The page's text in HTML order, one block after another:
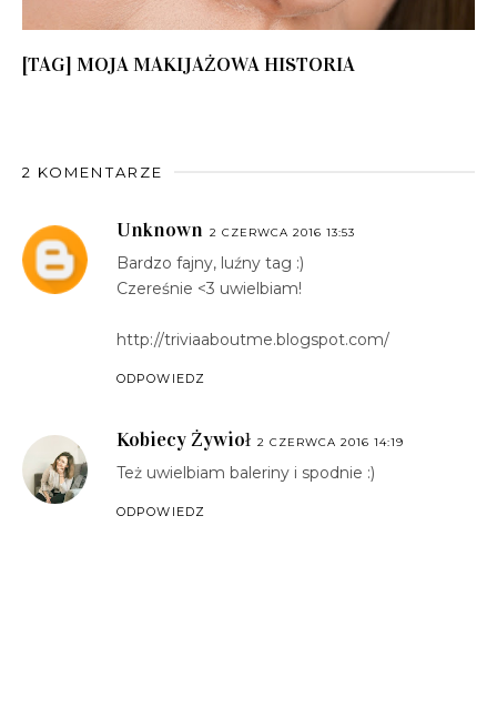
[TAG] MOJA MAKIJAŻOWA HISTORIA
2 KOMENTARZE
Unknown 2 CZERWCA 2016 13:53
Bardzo fajny, luźny tag :)
Czereśnie <3 uwielbiam!
http://triviaaboutme.blogspot.com/
ODPOWIEDZ
Kobiecy Żywioł 2 CZERWCA 2016 14:19
Też uwielbiam baleriny i spodnie :)
ODPOWIEDZ